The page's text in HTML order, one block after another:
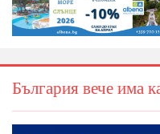
България вече има